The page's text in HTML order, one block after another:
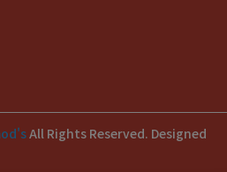
All Rights Reserved. Designed